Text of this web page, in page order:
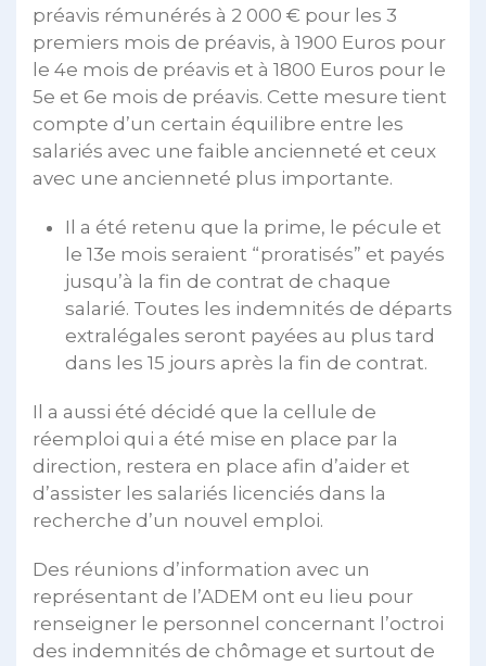
préavis rémunérés à 2 000 € pour les 3
premiers mois de préavis, à 1900 Euros pour
le 4e mois de préavis et à 1800 Euros pour le
5e et 6e mois de préavis. Cette mesure tient
compte d’un certain équilibre entre les
salariés avec une faible ancienneté et ceux
avec une ancienneté plus importante.
Il a été retenu que la prime, le pécule et
le 13e mois seraient “proratisés” et payés
jusqu’à la fin de contrat de chaque
salarié. Toutes les indemnités de départs
extralégales seront payées au plus tard
dans les 15 jours après la fin de contrat.
Il a aussi été décidé que la cellule de
réemploi qui a été mise en place par la
direction, restera en place afin d’aider et
d’assister les salariés licenciés dans la
recherche d’un nouvel emploi.
Des réunions d’information avec un
représentant de l’ADEM ont eu lieu pour
renseigner le personnel concernant l’octroi
des indemnités de chômage et surtout de